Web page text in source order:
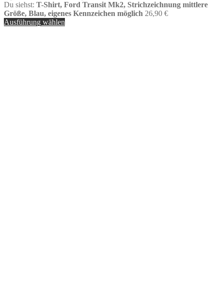
Du siehst: T-Shirt, Ford Transit Mk2, Strichzeichnung mittlere
Größe, Blau, eigenes Kennzeichen möglich 26,90 €
Ausführung wählen